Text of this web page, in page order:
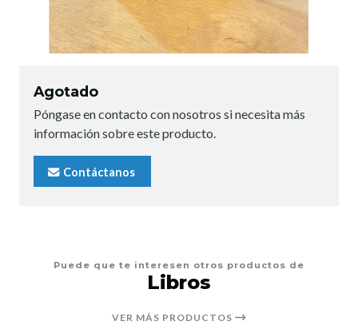
Agotado
Póngase en contacto con nosotros si necesita más
información sobre este producto.
Contáctanos
Puede que te interesen otros productos de
Libros
VER MÁS PRODUCTOS